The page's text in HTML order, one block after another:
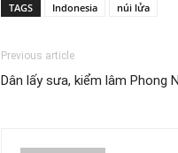
TAGS Indonesia núi lửa
Previous article
Dân lấy sưa, kiểm lâm Phong